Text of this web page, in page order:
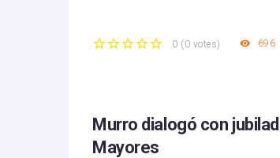
0 (0 votes) 696
Murro dialogó con
Mayores